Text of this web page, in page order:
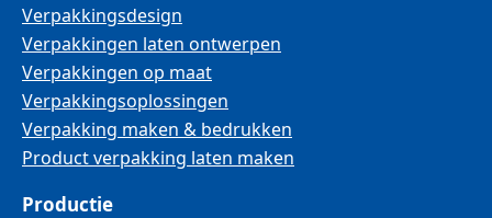
Verpakkingsdesign
Verpakkingen laten ontwerpen
Verpakkingen op maat
Verpakkingsoplossingen
Verpakking maken & bedrukken
Product verpakking laten maken
Productie